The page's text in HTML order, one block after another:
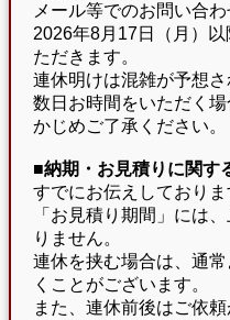
メール等でのお問い合わ
2026年8月17日（月）
ただきます。
連休明けは混雑が予想
数日お時間をいただく
かじめご了承ください。
■納期・お見積りに関す
すでにお伝えしており
「お見積り期間」には
りません。
連休を挟む場合は、通
くことがございます。
また、連休前後はご依